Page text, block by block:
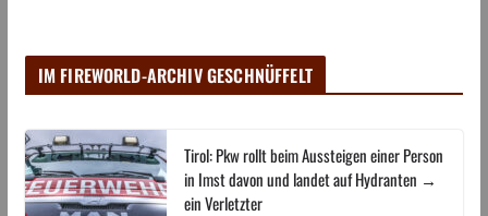
IM FIREWORLD-ARCHIV GESCHNÜFFELT
Tirol: Pkw rollt beim Aussteigen einer Person
in Imst davon und landet auf Hydranten →
ein Verletzter